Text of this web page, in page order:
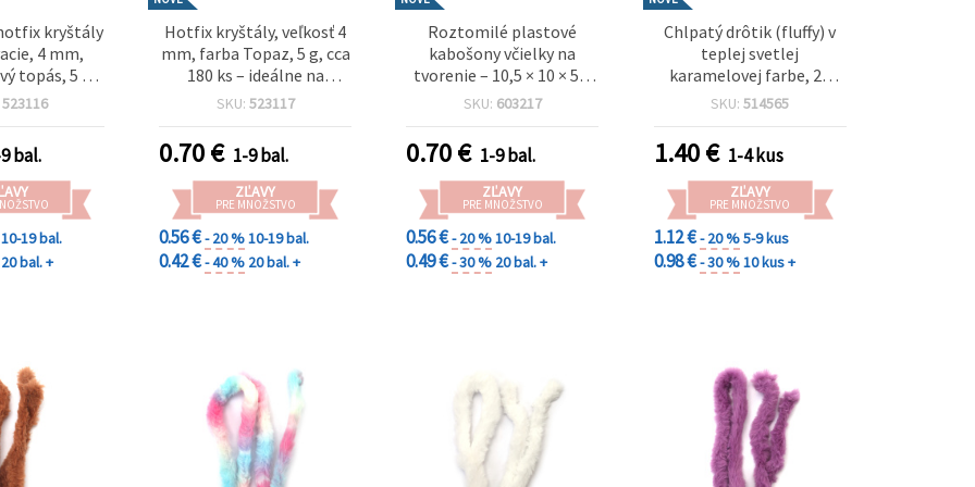
kryštály
4 mm,
topás, 5 g
ideálne na
523116
bal.
10-19 bal.
20 bal. +
Hotfix kryštály, veľkosť 4
mm, farba Topaz, 5 g, cca
180 ks – ideálne na
zdobenie textilu,
dekoratívne akcenty
SKU: 523117
0.70€ 1-9 bal.
ZĽAVY
PRE MNOŽSTVO
0.56 €- 20 %10-19 bal.
0.42 €- 40 % 20 bal. +
Roztomilé plastové
kabošony včielky na
tvorenie – 10,5 × 10 × 5,5
mm – mix – balenie 10 ks
SKU: 603217
0.70€ 1-9 bal.
ZĽAVY
PRE MNOŽSTVO
0.56 €- 20 %10-19 bal.
0.49 €- 30 % 20 bal. +
Chlpatý drôtik (fluffy) v
teplej svetlej
karamelovej farbe, 20
mm × 1 m – ideálny na
tvorenie a kreatívne DIY
projekty
SKU:514565
1.40€ 1-4 kus
ZĽAVY
PRE MNOŽSTVO
1.12 €- 20 %5-9 kus
0.98 €- 30 %10 kus +